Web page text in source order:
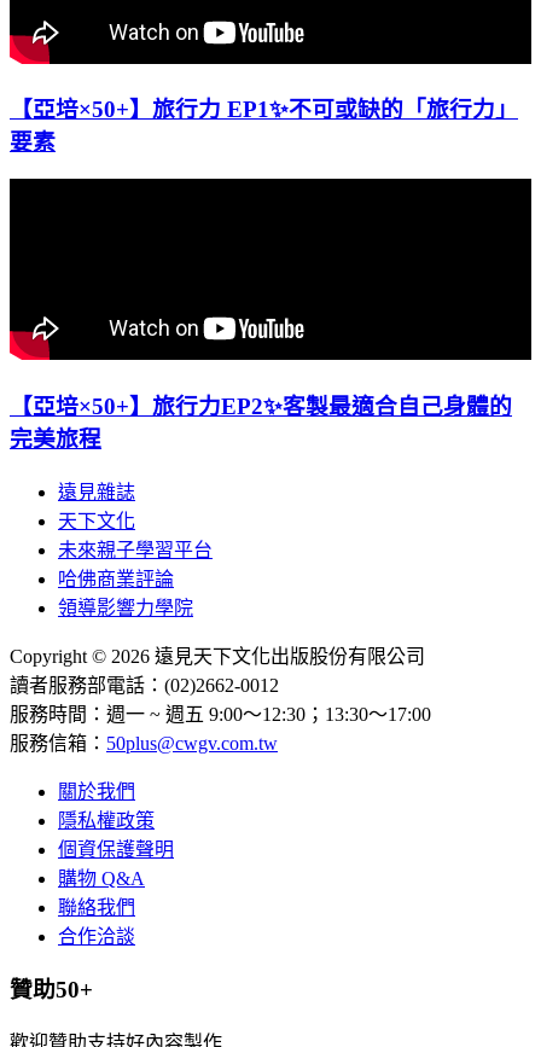
【亞培×50+】旅行力 EP1✨不可或缺的「旅行力」
要素
【亞培×50+】旅行力EP2✨客製最適合自己身體的
完美旅程
遠見雜誌
天下文化
未來親子學習平台
哈佛商業評論
領導影響力學院
Copyright © 2026 遠見天下文化出版股份有限公司
讀者服務部電話：(02)2662-0012
服務時間：週一 ~ 週五 9:00～12:30；13:30～17:00
服務信箱： 50plus@cwgv.com.tw
關於我們
隱私權政策
個資保護聲明
購物 Q&A
聯絡我們
合作洽談
贊助50+
歡迎贊助支持好內容製作